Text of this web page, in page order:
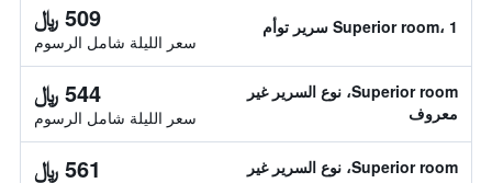
Superior room، 1 سرير توأم 509 ﷼
سعر الليلة شامل الرسوم
Superior room، نوع السرير غير
معروف
544 ﷼
سعر الليلة شامل الرسوم
Superior room، نوع السرير غير
561 ﷼